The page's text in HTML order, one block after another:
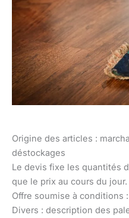
Origine des articles :
déstockages
Le devis fixe les quantités
que le prix au cours du jour.
Offre soumise à conditions
Divers : description des